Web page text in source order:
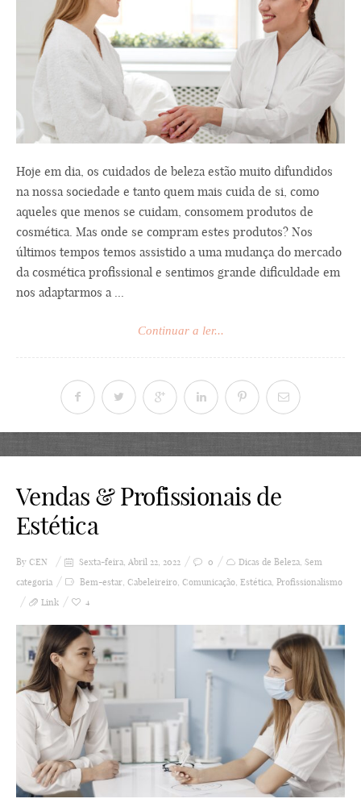
Hoje em dia, os cuidados de beleza estão muito difundidos
na nossa sociedade e tanto quem mais cuida de si, como
aqueles que menos se cuidam, consomem produtos de
cosmética. Mas onde se compram estes produtos? Nos
últimos tempos temos assistido a uma mudança do mercado
da cosmética profissional e sentimos grande dificuldade em
nos adaptarmos a ...
Continuar a ler...
Vendas & Profissionais de
Estética
By CEN Sexta-feira, Abril 22, 2022 0 Dicas de Beleza Sem
categoria
Bem-estar Cabeleireiro Comunicação Estética Profissionalismo
Link
4